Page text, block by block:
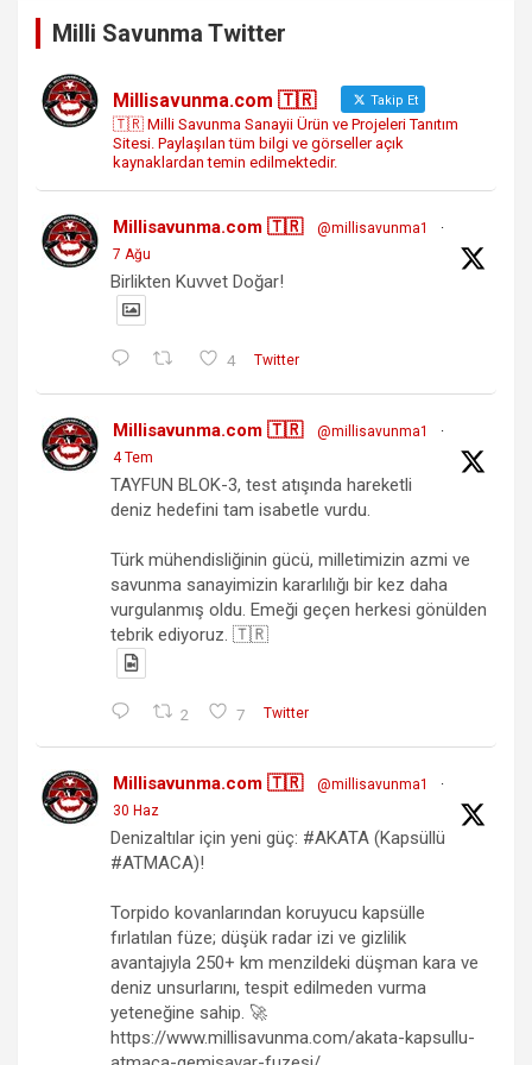
Milli Savunma Twitter
Millisavunma.com 🇹🇷 Takip Et
🇹🇷 Milli Savunma Sanayii Ürün ve Projeleri Tanıtım
Sitesi. Paylaşılan tüm bilgi ve görseller açık
kaynaklardan temin edilmektedir.
Millisavunma.com 🇹🇷 @millisavunma1
·
7 Ağu
Birlikten Kuvvet Doğar!
4 Twitter
Millisavunma.com 🇹🇷 @millisavunma1
·
4 Tem
TAYFUN BLOK-3, test atışında hareketli
deniz hedefini tam isabetle vurdu.
Türk mühendisliğinin gücü, milletimizin azmi ve
savunma sanayimizin kararlılığı bir kez daha
vurgulanmış oldu. Emeği geçen herkesi gönülden
tebrik ediyoruz. 🇹🇷
2 7 Twitter
Millisavunma.com 🇹🇷 @millisavunma1
·
30 Haz
Denizaltılar için yeni güç: #AKATA (Kapsüllü
#ATMACA)!
Torpido kovanlarından koruyucu kapsülle
fırlatılan füze; düşük radar izi ve gizlilik
avantajıyla 250+ km menzildeki düşman kara ve
deniz unsurlarını, tespit edilmeden vurma
yeteneğine sahip. 🚀
https://www.millisavunma.com/akata-kapsullu-